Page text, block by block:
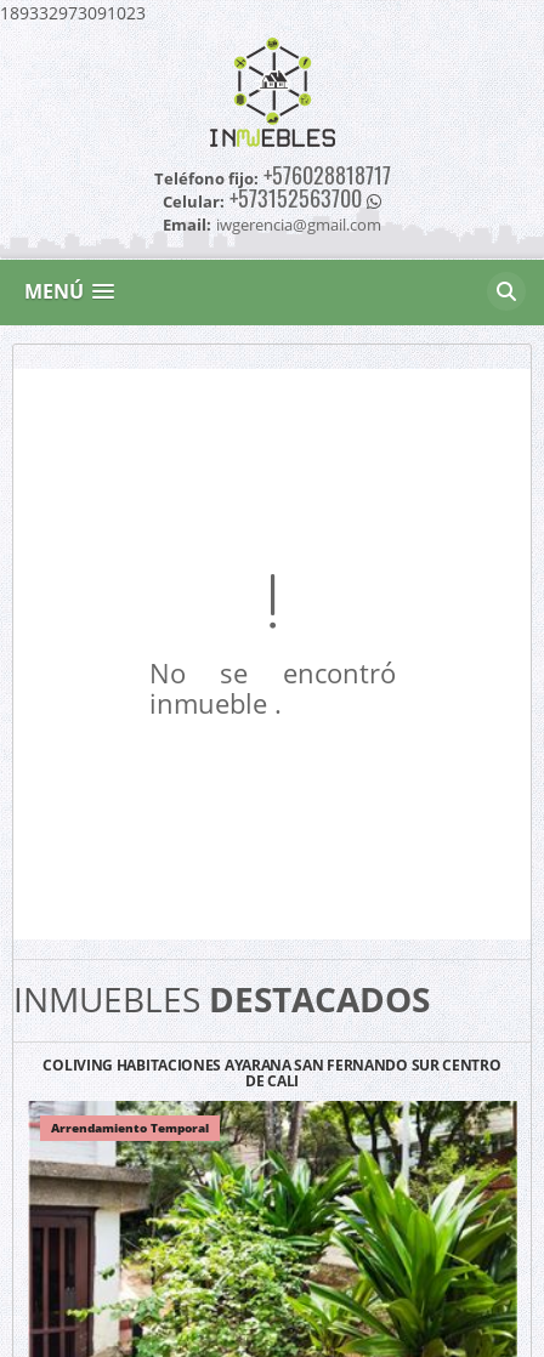
189332973091023
Teléfono fijo: +576028818717
Celular: +573152563700
Email: iwgerencia@gmail.com
MENÚ
No se encontró
inmueble .
INMUEBLESDESTACADOS
COLIVING HABITACIONES AYARANA SAN FERNANDO SUR CENTRO
DE CALI
Arrendamiento Temporal